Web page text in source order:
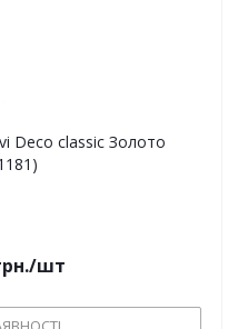
Deco classic Золото
/шт